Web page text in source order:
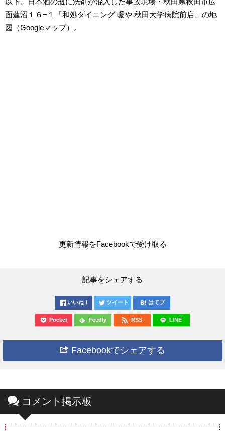
面蓮沼１６−１「和処ダイニング 暖や 秋田大学病院前店」の地
図（Googleマップ）。
更新情報をFacebookで受け取る
記事をシェアする
いいね！ ツイート はてブ
Pocket Feedly RSS LINE
Facebookでシェアする
コメント掲示板